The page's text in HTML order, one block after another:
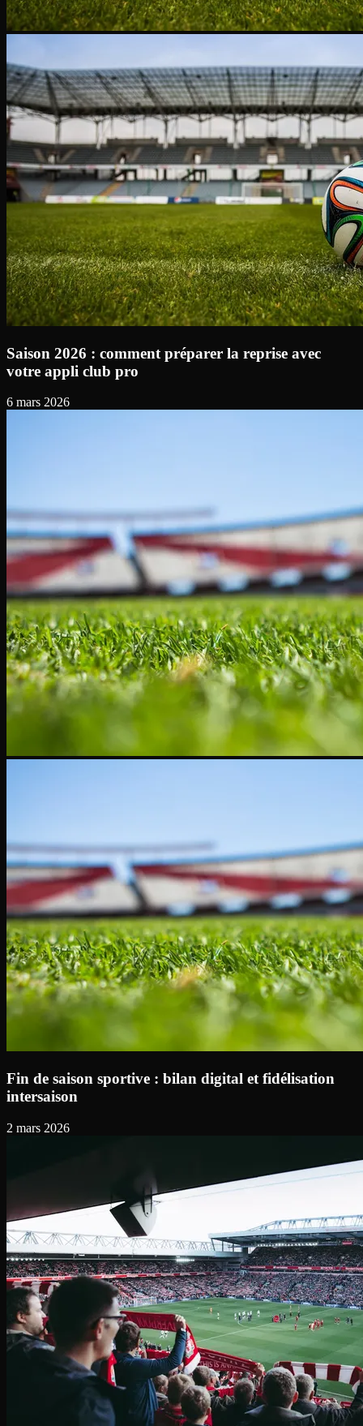
Saison 2026 : comment préparer la reprise avec
votre appli club pro
6 mars 2026
Fin de saison sportive : bilan digital et fidélisation
intersaison
2 mars 2026